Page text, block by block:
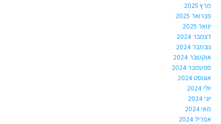
מרץ 2025
פברואר 2025
ינואר 2025
דצמבר 2024
נובמבר 2024
אוקטובר 2024
ספטמבר 2024
אוגוסט 2024
יולי 2024
יוני 2024
מאי 2024
אפריל 2024